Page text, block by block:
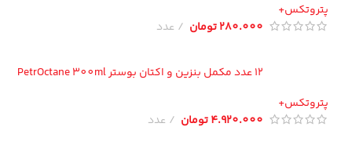
280.000تومان عدد
12 عدد مکمل بنزین و اکتان بوستر PetrOctane 300ml
4.920.000تومان عدد